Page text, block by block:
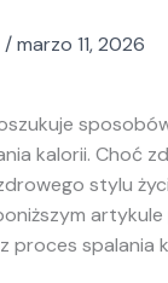
/marzo 11, 2026
kalorii. Choć
stylu
proces spalania